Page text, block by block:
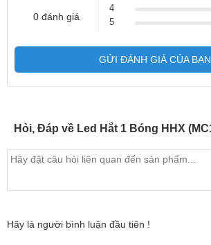
0 đánh giá
4
5
GỬI ĐÁNH GIÁ CỦA BẠN
Hãy là người bình luận đầu tiên !